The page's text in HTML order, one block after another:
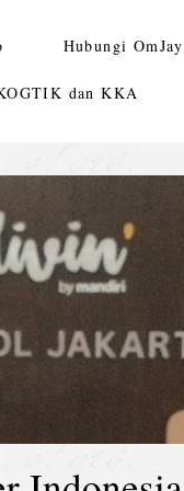
Hubungi OmJay
dan KKA